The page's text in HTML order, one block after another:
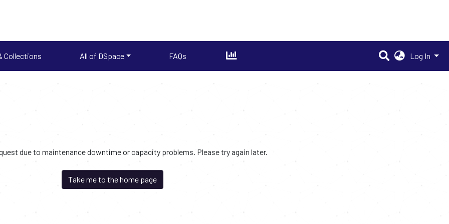
Collections All of DSpace FAQs Log In
due to maintenance downtime or capacity problems. Please try again later.
Take me to the home page